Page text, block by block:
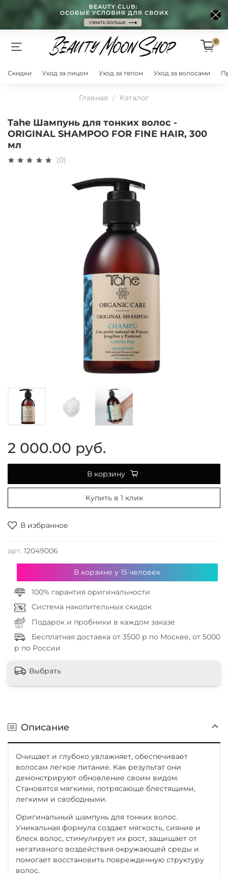
0
Скидки Уход за лицом Уход за телом Уход за волосами
Главная Каталог
Tahe Шампунь для тонких волос -
ORIGINAL SHAMPOO FOR FINE HAIR, 300
мл
(0)
В избранное
арт. 12049006
2 000.00 руб.
В корзину
Купить в 1 клик
В корзине у15 человек
100% гарантия оригинальности
Система накопительных скидок
Подарок и пробники в каждом заказе
Бесплатная доставка от 3500 р по Москве, от 5000
р по России
Выбрать
Описание
Очищает и глубоко увлажняет, обеспечивает
волосам легкое питание. Как результат они
демонстрируют обновление своим видом.
Становятся мягкими, потрясающе блестящими,
легкими и свободными.
Оригинальный шампунь для тонких волос.
Уникальная формула создает мягкость, сияние и
блеск волос, стимулирует их рост, защищает от
негативного воздействия окружающей среды и
помогает восстановить поврежденную структуру
волос.